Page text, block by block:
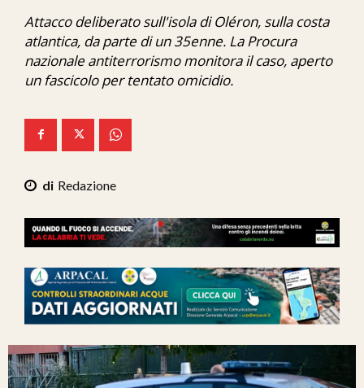
Economia
Ita-Mondo
We Calabria
Attacco deliberato sull'isola di Oléron, sulla costa
atlantica, da parte di un 35enne. La Procura
nazionale antiterrorismo monitora il caso, aperto
un fascicolo per tentato omicidio.
Redazione